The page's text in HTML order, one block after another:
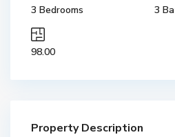
3 Bedrooms 3
98.00
Property Description